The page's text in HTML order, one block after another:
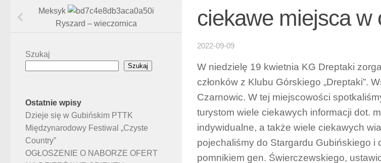
ciekawe miejsca w
2022-09-09
W niedzielę 19 kwietnia KG Dreptaki
członków z Klubu Górskiego „Dreptaki”.
Czarnowic. W tej miejscowości
turystom wiele ciekawych informacji dot.
indywidualne, a także wiele ciekawych
pojechaliśmy do Stargardu Gubińskiego i
pomnikiem gen. Świerczewskiego,
Meksyk
i
Ryszard – wieczornica
Szukaj
Szukaj
Ostatnie wpisy
Dzieje się w Gubińskim PTTK
Międzynarodowy Festiwal „Czyste
Country”
OGŁOSZENIE O NABORZE OFERT